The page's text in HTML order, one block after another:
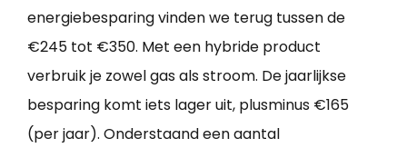
energiebesparing vinden we terug tussen de
€245 tot €350. Met een hybride product
verbruik je zowel gas als stroom. De jaarlijkse
besparing komt iets lager uit, plusminus €165
(per jaar). Onderstaand een aantal